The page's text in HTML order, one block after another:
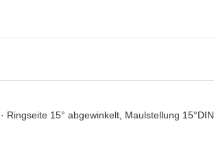
Ringseite 15° abgewinkelt, Maulstellung 15°DIN